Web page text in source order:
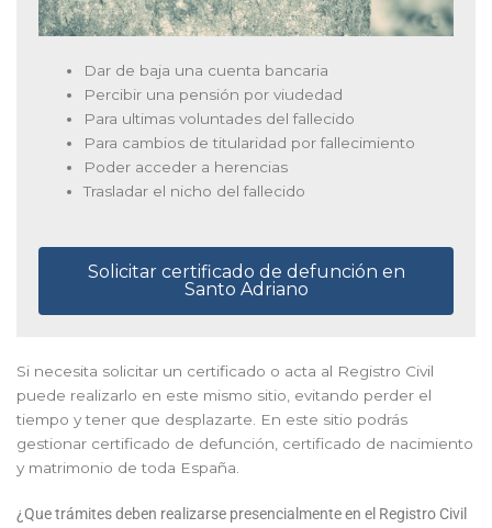
Dar de baja una cuenta bancaria
Percibir una pensión por viudedad
Para ultimas voluntades del fallecido
Para cambios de titularidad por fallecimiento
Poder acceder a herencias
Trasladar el nicho del fallecido
Solicitar certificado de defunción en
Santo Adriano
Si necesita solicitar un certificado o acta al Registro Civil
puede realizarlo en este mismo sitio, evitando perder el
tiempo y tener que desplazarte. En este sitio podrás
gestionar certificado de defunción, certificado de nacimiento
y matrimonio de toda España.
¿Que trámites deben realizarse presencialmente en el Registro Civil